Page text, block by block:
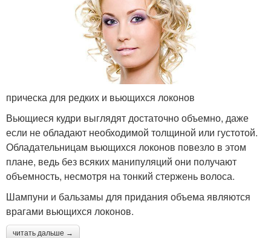
прическа для редких и вьющихся локонов
Вьющиеся кудри выглядят достаточно объемно, даже
если не обладают необходимой толщиной или густотой.
Обладательницам вьющихся локонов повезло в этом
плане, ведь без всяких манипуляций они получают
объемность, несмотря на тонкий стержень волоса.
Шампуни и бальзамы для придания объема являются
врагами вьющихся локонов.
читать дальше →